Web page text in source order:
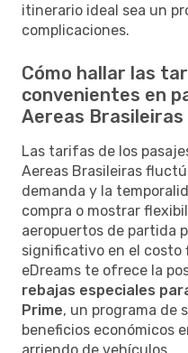
itinerario ideal sea un
complicaciones.
Cómo hallar las
convenientes en
Aereas Brasileiras
Las tarifas de los
Aereas Brasileiras
demanda y la
compra o mostrar
aeropuertos de partida
significativo en el costo
eDreams te ofrece la
rebajas especiales
Prime, un programa de
beneficios económicos